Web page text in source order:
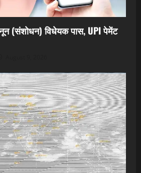
(संशोधन) विधेयक पास, UPI पेमेंट